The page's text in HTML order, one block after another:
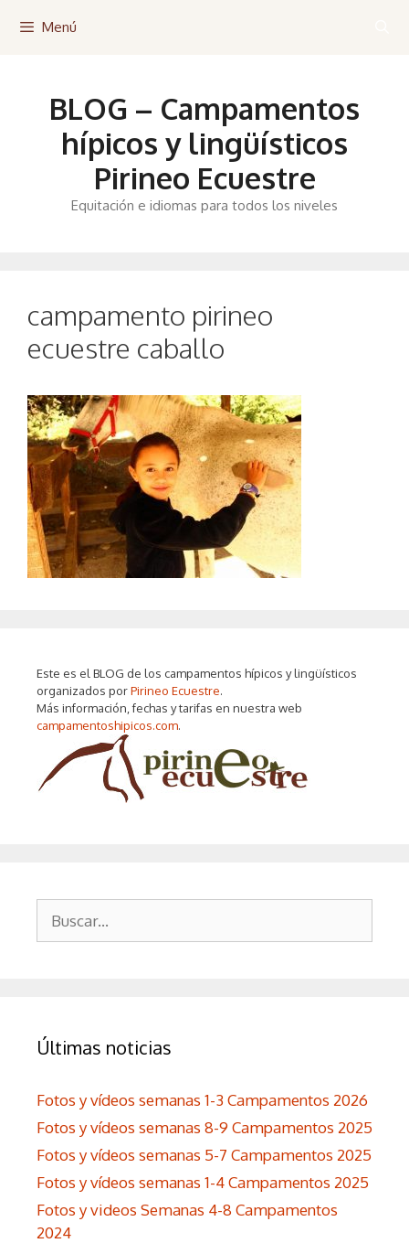
Menú
BLOG – Campamentos
hípicos y lingüísticos
Pirineo Ecuestre
Equitación e idiomas para todos los niveles
campamento pirineo
ecuestre caballo
Este es el BLOG de los campamentos hípicos y lingüísticos
organizados porPirineo Ecuestre.
Más información, fechas y tarifas en nuestra web
campamentoshipicos.com.
Últimas noticias
Fotos y vídeos semanas 1-3 Campamentos 2026
Fotos y vídeos semanas 8-9 Campamentos 2025
Fotos y vídeos semanas 5-7 Campamentos 2025
Fotos y vídeos semanas 1-4 Campamentos 2025
Fotos y videos Semanas 4-8 Campamentos
2024